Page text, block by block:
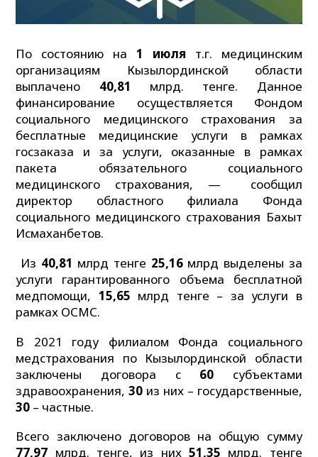
По состоянию на 1 июля т.г. медицинским
организациям Кызылординской области
выплачено 40,81
млрд. тенге. Данное
финансирование осуществляется Фондом
социального медицинского страхования за
бесплатные медицинские услуги в рамках
госзаказа и за услуги, оказанные в рамках
пакета обязательного социального
медицинского страхования, — сообщил
директор областного филиала Фонда
социального медицинского страхования Бахыт
Исмаханбетов.
Из 40,81 млрд тенге 25,16 млрд выделены за
услуги гарантированного объема бесплатной
медпомощи, 15,65 млрд тенге – за услуги в
рамках ОСМС.
В 2021 году филиалом Фонда социального
медстрахования по Кызылординской области
заключены договора с 60 субъектами
здравоохранения,30 из них – государственные,
30 – частные.
Всего заключено договоров на общую сумму
77,97 млрд. тенге, из них 51,35 млрд. тенге